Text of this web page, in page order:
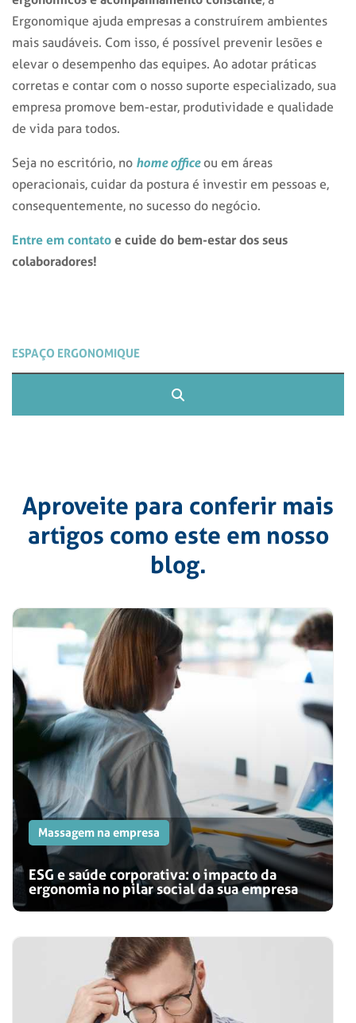
Ergonomique ajuda empresas a construírem ambientes
mais saudáveis. Com isso, é possível prevenir lesões e
elevar o desempenho das equipes. Ao adotar práticas
corretas e contar com o nosso suporte especializado, sua
empresa promove bem-estar, produtividade e qualidade
de vida para todos.
Seja no escritório, no home officeou em áreas
operacionais, cuidar da postura é investir em pessoas e,
consequentemente, no sucesso do negócio.
Entre em contato e cuide do bem-estar dos seus
colaboradores!
Aproveite para conferir mais
artigos como este em nosso
blog.
Massagem na empresa
ESG e saúde corporativa: o impacto da
ergonomia no pilar social da sua empresa